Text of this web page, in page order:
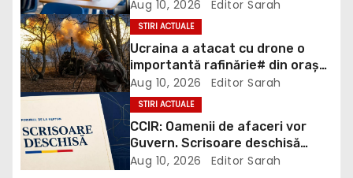
v
i
g
a
t
Română, Matematică și
Informatică
Aug 10, 2026 Editor Sarah
STIRI ACTUALE
Ucraina a atacat cu drone o
importantă rafinărie# din orașul
rusesc Nizhnekamsk, aflată la
aproximativ o mie de kilometri
de graniță. Cel puțin 12
persoane au fost ucise și alte
circa 40 rănite.
Aug 10, 2026 Editor Sarah
STIRI ACTUALE
CCIR: Oamenii de afaceri vor
Guvern. Scrisoare deschisă
adresată clasei politice
Aug 10, 2026 Editor Sarah